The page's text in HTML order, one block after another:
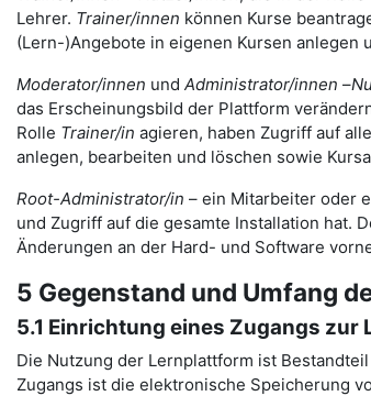
Lehrer. Trainer/innen können Kurse
(Lern-)Angebote in eigenen Kursen anlegen
Moderator/innen und Administrator/innen –
das Erscheinungsbild der Plattform
Rolle Trainer/in agieren, haben Zugriff auf
anlegen, bearbeiten und löschen sowie
Root-Administrator/in – ein Mitarbeiter oder
und Zugriff auf die gesamte Installation hat.
Änderungen an der Hard- und Software
5 Gegenstand und Umfang
5.1 Einrichtung eines Zugangs zur
Die Nutzung der Lernplattform ist
Zugangs ist die elektronische Speicherung